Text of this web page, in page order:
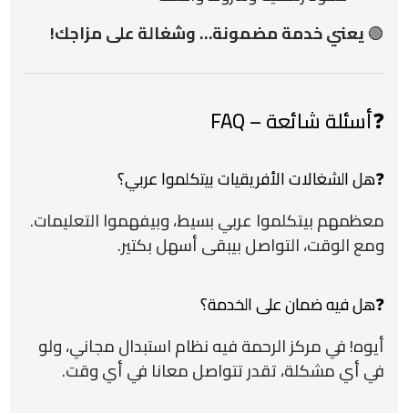
🟢يعني خدمة مضمونة… وشغالة على مزاجك!
❓أسئلة شائعة – FAQ
❓هل الشغالات الأفريقيات بيتكلموا عربي؟
معظمهم بيتكلموا عربي بسيط، وبيفهموا التعليمات.
ومع الوقت، التواصل بيبقى أسهل بكتير.
❓هل فيه ضمان على الخدمة؟
أيوه! في مركز الرحمة فيه نظام استبدال مجاني، ولو
في أي مشكلة، تقدر تتواصل معانا في أي وقت.